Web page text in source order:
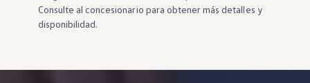
Consulte al concesionario para obtener más detalles y
disponibilidad.